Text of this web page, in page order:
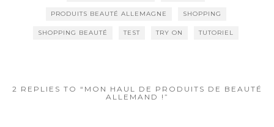
PRODUITS BEAUTÉ ALLEMAGNE SHOPPING
SHOPPING BEAUTÉ TEST TRY ON TUTORIEL
2 REPLIES TO “MON HAUL DE PRODUITS DE BEAUTÉ
ALLEMAND !”